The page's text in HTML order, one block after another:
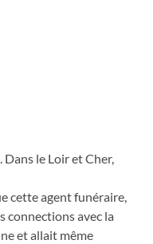
Dans le Loir et Cher,
cette agent funéraire,
connections avec la
et allait même